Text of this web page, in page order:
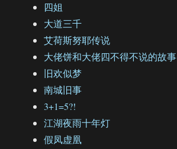
四姐
大道三千
艾荷斯努耶传说
大佬饼和大佬四不得不说的故事
旧欢似梦
南城旧事
3+1=5?!
江湖夜雨十年灯
假凤虚凰